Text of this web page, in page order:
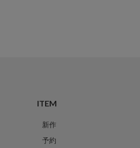
ITEM
新作
予約